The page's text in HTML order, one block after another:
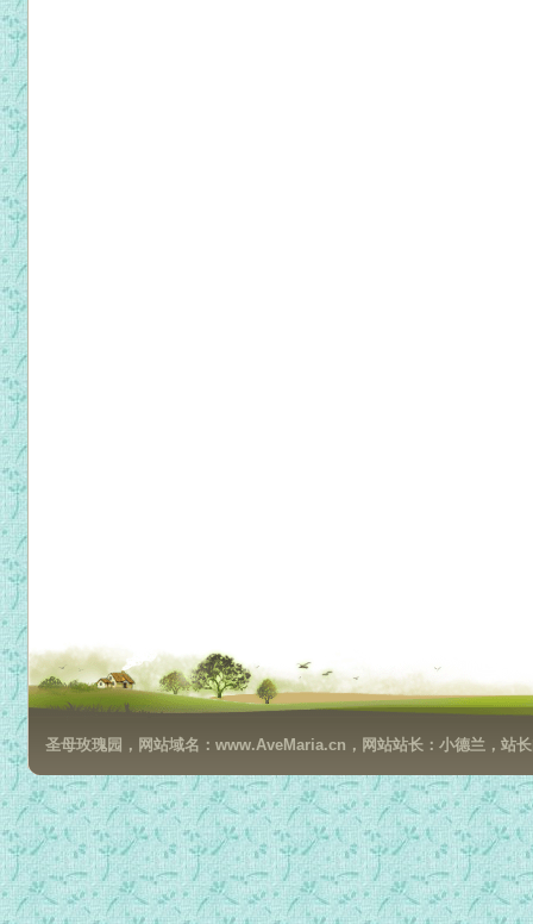
圣母玫瑰园，网站域名：www.AveMaria.cn，网站站长：小德兰，